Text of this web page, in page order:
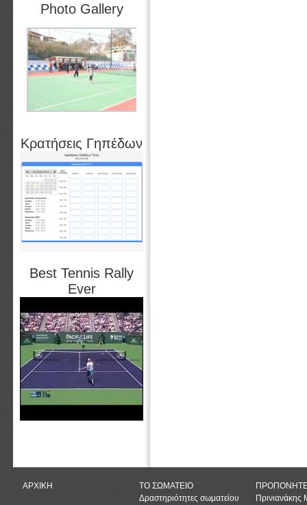
Photo Gallery
Κρατήσεις Γηπέδων
Best Tennis Rally
Ever
ΑΡΧΙΚΗ
ΤΟ ΣΩΜΑΤΕΙΟ
Δραστηριότητες σωματείου
Πρινιανάκης